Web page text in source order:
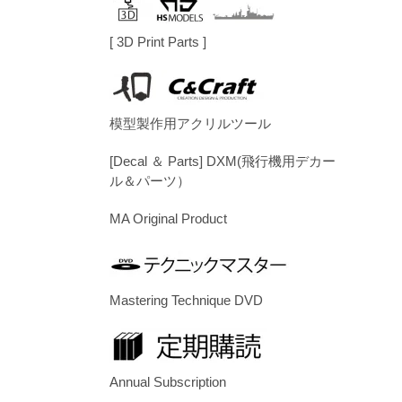
[ 3D Print Parts ]
模型製作用アクリルツール
[Decal ＆ Parts] DXM(飛行機用デカー
ル＆パーツ）
MA Original Product
Mastering Technique DVD
Annual Subscription